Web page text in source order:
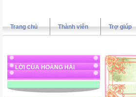
Trang chủ Thành viên Trợ giúp
LỜI CỦA HOÀNG HẢI